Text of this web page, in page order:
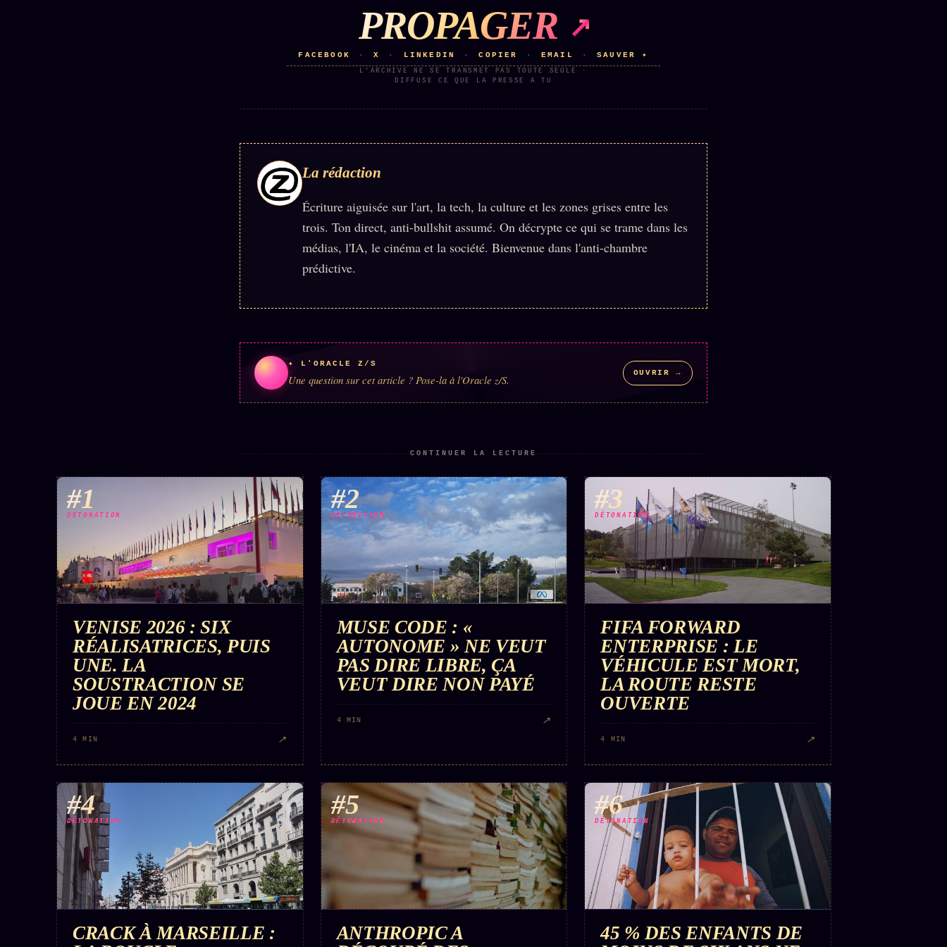
PROPAGER
FACEBOOK · X · LINKEDIN · COPIER · EMAIL · SAUVER ✦
L'ARCHIVE NE SE TRANSMET PAS TOUTE SEULE ·
DIFFUSE CE QUE LA PRESSE A TU
La rédaction
Écriture aiguisée sur l'art, la tech, la culture et les zones grises entre les
trois. Ton direct, anti-bullshit assumé. On décrypte ce qui se trame dans les
médias, l'IA, le cinéma et la société. Bienvenue dans l'anti-chambre
prédictive.
✦ L'ORACLE Z/S
Une question sur cet article ? Pose-la à l'Oracle z/S. OUVRIR →
CONTINUER LA LECTURE
#1
DÉTONATION
VENISE 2026 : SIX
RÉALISATRICES, PUIS
UNE. LA
SOUSTRACTION SE
JOUE EN 2024
4 MIN ↗
#2
DÉTONATION
MUSE CODE : «
AUTONOME » NE VEUT
PAS DIRE LIBRE, ÇA
VEUT DIRE NON PAYÉ
4 MIN ↗
#3
DÉTONATION
FIFA FORWARD
ENTERPRISE : LE
VÉHICULE EST MORT,
LA ROUTE RESTE
OUVERTE
4 MIN ↗
#4
DÉTONATION
CRACK À MARSEILLE :
#5
DÉTONATION
ANTHROPIC A
#6
DÉTONATION
45 % DES ENFANTS DE